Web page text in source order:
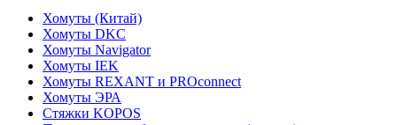
Хомуты (Китай)
Хомуты DKC
Хомуты Navigator
Хомуты IEK
Хомуты REXANT и PROconnect
Хомуты ЭРА
Стяжки KOPOS